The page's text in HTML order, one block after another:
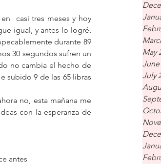
May
June
July
casi tres meses y hoy
igual, y antes lo logré,
durante 89
30 segundos sufren un
no cambia el hecho de
subido 9 de las 65 libras
no, esta mañana me
con la esperanza de
antes